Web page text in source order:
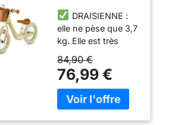
Métal, Vélo
sans Pédale,
Velo Bebe,
Siège Réglable,
Style Rétro,
pour Les
Enfants de 2
Ans, pèse 3,7
kg, Vert
DRAISIENNE :
elle ne pèse que 3,7
kg. Elle est très
pour l'enfant et à
transporter par les
parents pour
monter et
84,90 €
76,99 €